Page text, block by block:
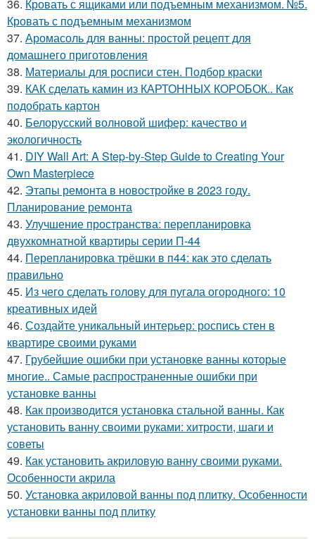
36. Кровать с ящиками или подъемным механизмом. №5.
Кровать с подъемным механизмом
37. Аромасоль для ванны: простой рецепт для
домашнего приготовления
38. Материалы для росписи стен. Подбор краски
39. КАК сделать камин из КАРТОННЫХ КОРОБОК.. Как
подобрать картон
40. Белорусский волновой шифер: качество и
экологичность
41. DIY Wall Art: A Step-by-Step Guide to Creating Your
Own Masterpiece
42. Этапы ремонта в новостройке в 2023 году.
Планирование ремонта
43. Улучшение пространства: перепланировка
двухкомнатной квартиры серии П-44
44. Перепланировка трёшки в п44: как это сделать
правильно
45. Из чего сделать голову для пугала огородного: 10
креативных идей
46. Создайте уникальный интерьер: роспись стен в
квартире своими руками
47. Грубейшие ошибки при установке ванны которые
многие.. Самые распространенные ошибки при
установке ванны
48. Как производится установка стальной ванны. Как
установить ванну своими руками: хитрости, шаги и
советы
49. Как установить акриловую ванну своими руками.
Особенности акрила
50. Установка акриловой ванны под плитку. Особенности
установки ванны под плитку